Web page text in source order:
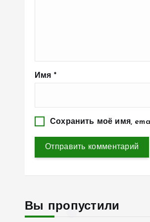
Имя *
Сохранить моё имя,
Вы пропустили